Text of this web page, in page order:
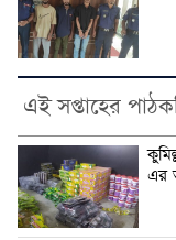
এই সপ্তাহের
এর